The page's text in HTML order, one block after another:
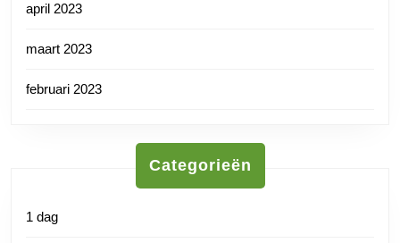
april 2023
maart 2023
februari 2023
Categorieën
1 dag